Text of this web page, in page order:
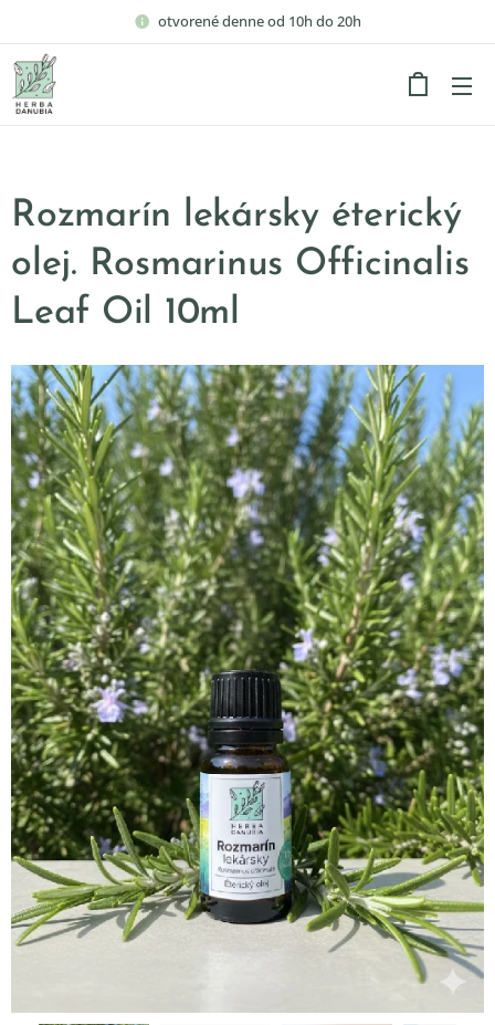
otvorené denne od 10h do 20h
Rozmarín lekársky éterický
olej. Rosmarinus Officinalis
Leaf Oil 10ml
Rozmarín EO
Rozmarín EO